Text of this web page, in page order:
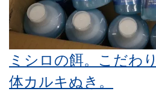
ミシロの餌。こだわ
体カルキぬき。